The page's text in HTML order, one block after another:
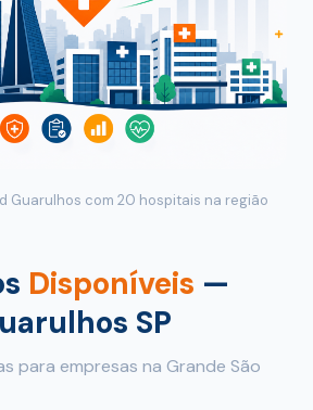
Guarulhos com 20 hospitais na região
Disponíveis —
SP
para empresas na Grande São